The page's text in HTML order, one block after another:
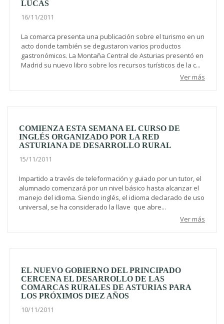
LUCAS
16/11/2011
La comarca presenta una publicación sobre el turismo en un
acto donde también se degustaron varios productos
gastronómicos. La Montaña Central de Asturias presentó en
Madrid su nuevo libro sobre los recursos turísticos de la c...
Ver más
COMIENZA ESTA SEMANA EL CURSO DE
INGLÉS ORGANIZADO POR LA RED
ASTURIANA DE DESARROLLO RURAL
15/11/2011
Impartido a través de teleformación y guiado por un tutor, el
alumnado comenzará por un nivel básico hasta alcanzar el
manejo del idioma. Siendo inglés, el idioma declarado de uso
universal, se ha considerado la llave que abre...
Ver más
EL NUEVO GOBIERNO DEL PRINCIPADO
CERCENA EL DESARROLLO DE LAS
COMARCAS RURALES DE ASTURIAS PARA
LOS PRÓXIMOS DIEZ AÑOS
10/11/2011